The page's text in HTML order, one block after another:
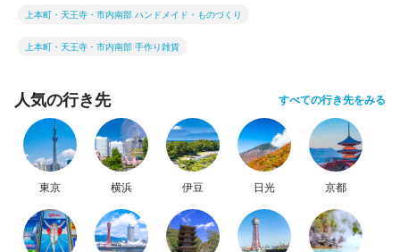
上本町・天王寺・市内南部 ハンドメイド・ものづくり
上本町・天王寺・市内南部 手作り雑貨
人気の行き先 すべての行き先をみる
東京 横浜 伊豆 日光 京都